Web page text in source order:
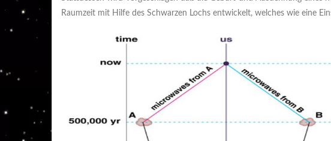
Raumzeit mit Hilfe des Schwarzen Lochs entwickelt, welches wie eine